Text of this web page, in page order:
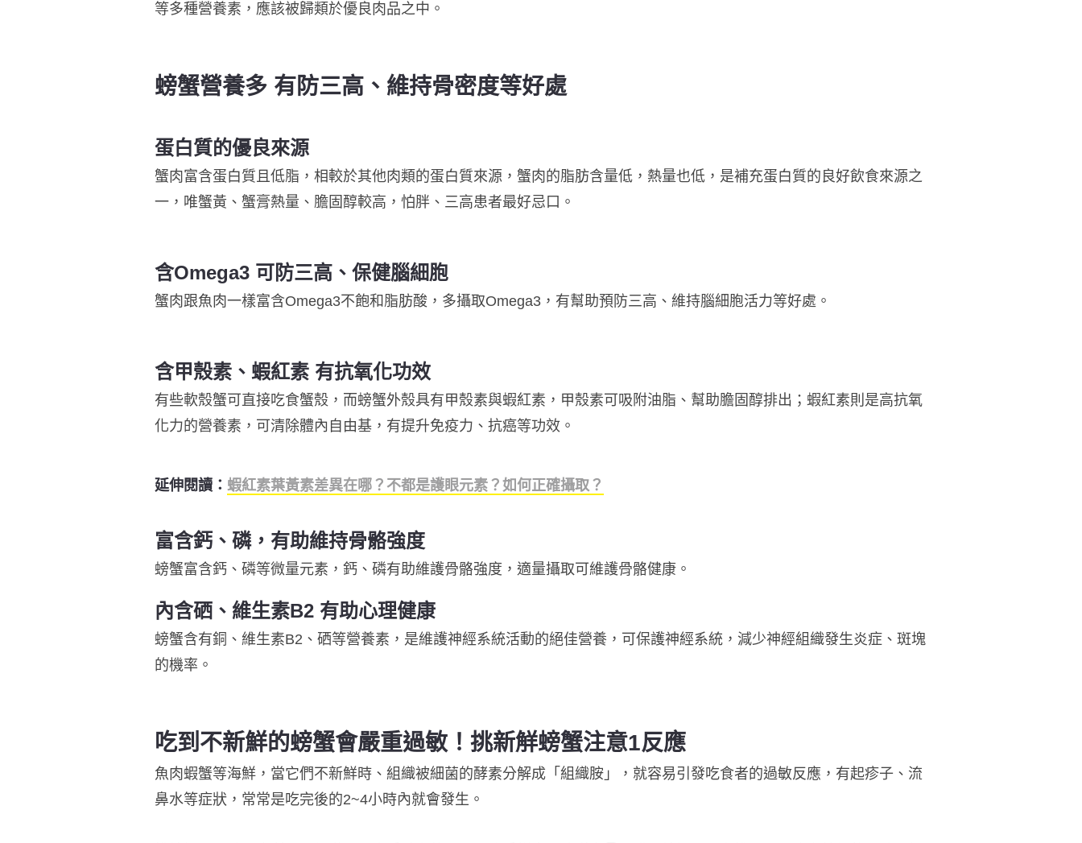
等多種營養素，應該被歸類於優良肉品之中。
螃蟹營養多 有防三高、維持骨密度等好處
蛋白質的優良來源
蟹肉富含蛋白質且低脂，相較於其他肉類的蛋白質來源，蟹肉的脂肪含量低，熱量也低，是補充蛋白質的良好飲食來源之
一，唯蟹黃、蟹膏熱量、膽固醇較高，怕胖、三高患者最好忌口。
含Omega3 可防三高、保健腦細胞
蟹肉跟魚肉一樣富含Omega3不飽和脂肪酸，多攝取Omega3，有幫助預防三高、維持腦細胞活力等好處。
含甲殼素、蝦紅素 有抗氧化功效
有些軟殼蟹可直接吃食蟹殼，而螃蟹外殼具有甲殼素與蝦紅素，甲殼素可吸附油脂、幫助膽固醇排出；蝦紅素則是高抗氧
化力的營養素，可清除體內自由基，有提升免疫力、抗癌等功效。
延伸閱讀： 蝦紅素葉黃素差異在哪？不都是護眼元素？如何正確攝取？
富含鈣、磷，有助維持骨骼強度
螃蟹富含鈣、磷等微量元素，鈣、磷有助維護骨骼強度，適量攝取可維護骨骼健康。
內含硒、維生素B2 有助心理健康
螃蟹含有銅、維生素B2、硒等營養素，是維護神經系統活動的絕佳營養，可保護神經系統，減少神經組織發生炎症、斑塊
的機率。
吃到不新鮮的螃蟹會嚴重過敏！挑新觧螃蟹注意1反應
魚肉蝦蟹等海鮮，當它們不新鮮時、組織被細菌的酵素分解成「組織胺」，就容易引發吃食者的過敏反應，有起疹子、流
鼻水等症狀，常常是吃完後的2~4小時內就會發生。